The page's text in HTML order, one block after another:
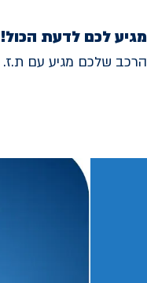
מגיע לכם לדעת הכול!
הרכב שלכם מגיע עם